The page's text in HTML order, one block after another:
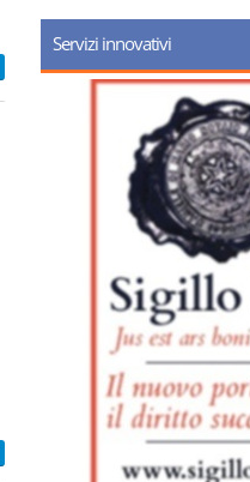
Servizi innovativi